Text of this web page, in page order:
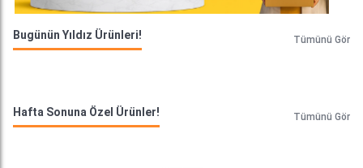
Bugünün Yıldız Ürünleri! Tümünü Gör
Hafta Sonuna Özel Ürünler! Tümünü Gör